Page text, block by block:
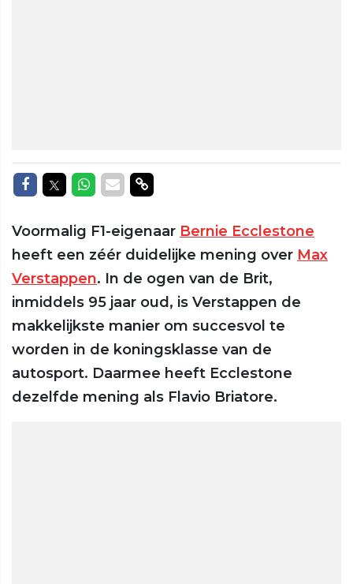
Delen op Facebook
Delen op Twitter
Delen op Whatsapp
Delen via Mail
Delen via link
Voormalig F1-eigenaar Bernie Ecclestone
heeft een zéér duidelijke mening over Max
Verstappen. In de ogen van de Brit,
inmiddels 95 jaar oud, is Verstappen de
makkelijkste manier om succesvol te
worden in de koningsklasse van de
autosport. Daarmee heeft Ecclestone
dezelfde mening als Flavio Briatore.